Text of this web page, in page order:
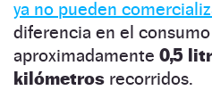
ya no pueden
diferencia en el
aproximadamente 0,5
kilómetros recorridos.